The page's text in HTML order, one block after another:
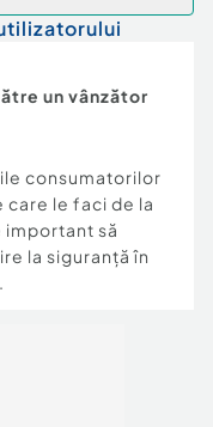
un vânzător
consumatorilor
care le faci de la
important să
la siguranță în